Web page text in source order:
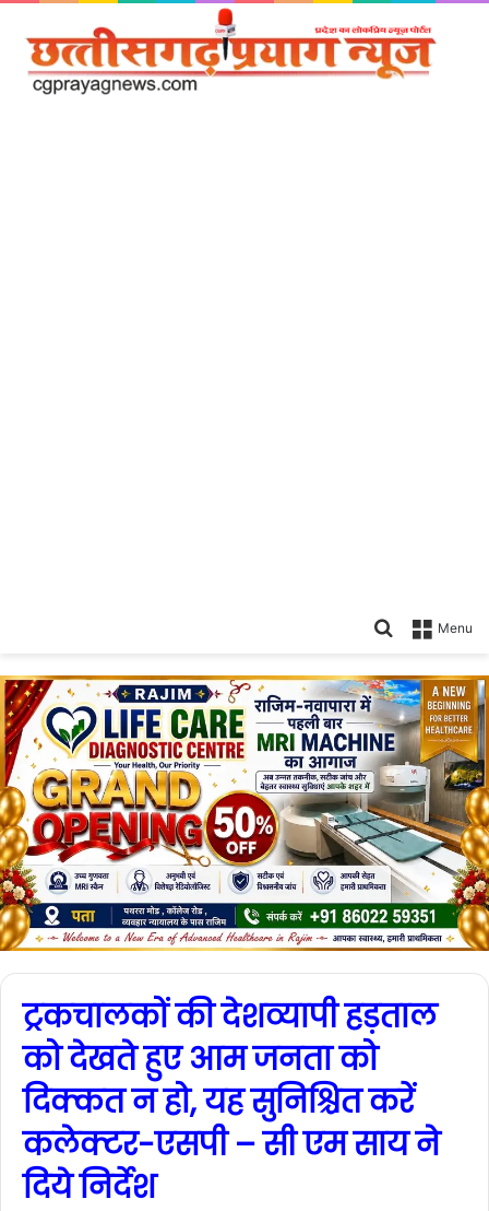
Menu
Search
ट्रकचालकों की देशव्यापी हड़ताल
को देखते हुए आम जनता को
दिक्कत न हो, यह सुनिश्चित करें
कलेक्टर-एसपी – सी एम साय ने
दिये निर्देश